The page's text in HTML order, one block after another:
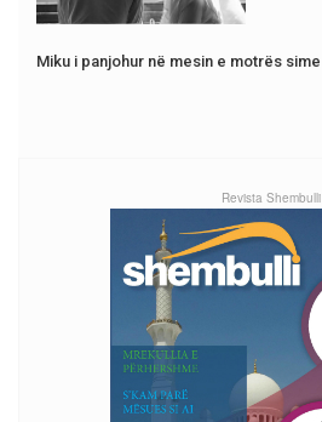
Miku i panjohur në mesin e motrës sime
Revista Shembulli